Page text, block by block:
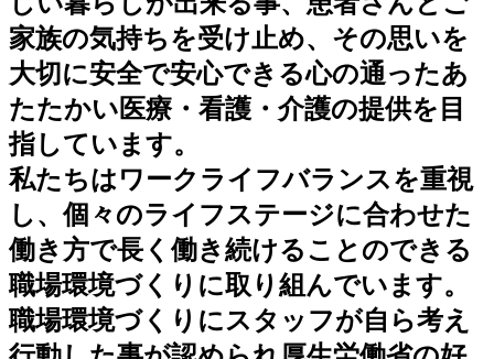
家族の気持ちを受け止め、その思いを
大切に安全で安心できる心の通ったあ
たたかい医療・看護・介護の提供を目
指しています。
私たちはワークライフバランスを重視
し、個々のライフステージに合わせた
働き方で長く働き続けることのできる
職場環境づくりに取り組んでいます。
職場環境づくりにスタッフが自ら考え